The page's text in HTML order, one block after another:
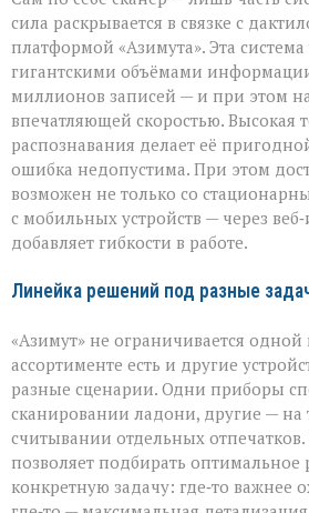
сила раскрывается в связке с
платформой «Азимута». Эта
гигантскими объёмами
миллионов записей — и при этом
впечатляющей скоростью. Высокая
распознавания делает её
ошибка недопустима. При этом
возможен не только со
с мобильных устройств — через
добавляет гибкости в работе.
Линейка решений под разные
«Азимут» не ограничивается
ассортименте есть и другие
разные сценарии. Одни приборы
сканировании ладони, другие — на
считывании отдельных
позволяет подбирать
конкретную задачу: где‑то важнее